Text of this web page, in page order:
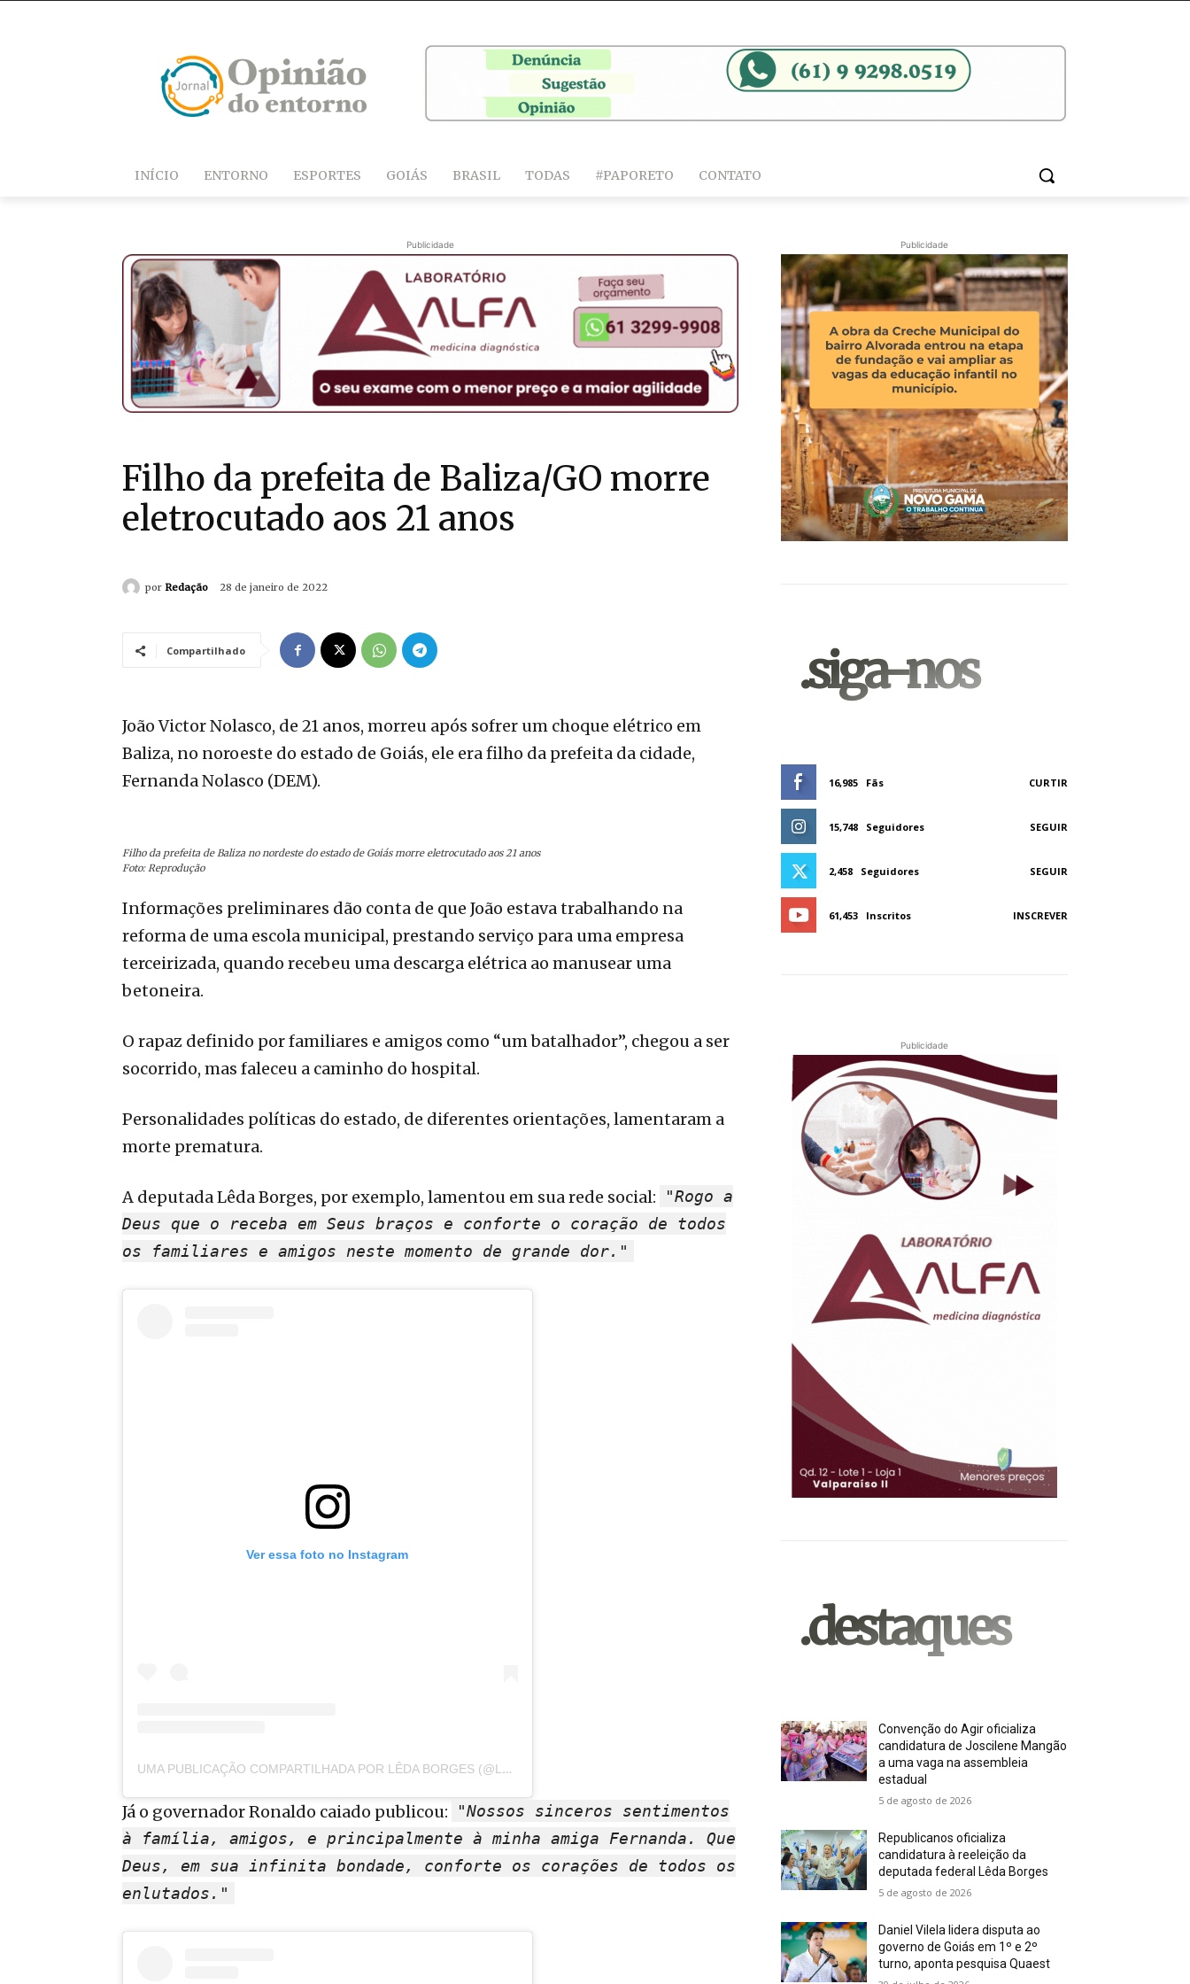
INÍCIO ENTORNO ESPORTES GOIÁS BRASIL TODAS #PAPORETO CONTATO
Publicidade
Filho da prefeita de Baliza/GO morre
eletrocutado aos 21 anos
por Redação 28 de janeiro de 2022
Compartilhado
João Victor Nolasco, de 21 anos, morreu após sofrer um choque elétrico em
Baliza, no noroeste do estado de Goiás, ele era filho da prefeita da cidade,
Fernanda Nolasco (DEM).
Filho da prefeita de Baliza no nordeste do estado de Goiás morre eletrocutado aos 21 anos
Foto: Reprodução
Informações preliminares dão conta de que João estava trabalhando na
reforma de uma escola municipal, prestando serviço para uma empresa
terceirizada, quando recebeu uma descarga elétrica ao manusear uma
betoneira.
O rapaz definido por familiares e amigos como “um batalhador”, chegou a ser
socorrido, mas faleceu a caminho do hospital.
Personalidades políticas do estado, de diferentes orientações, lamentaram a
morte prematura.
A deputada Lêda Borges, por exemplo, lamentou em sua rede social:
"Rogo a
Deus que o receba em Seus braços e conforte o coração de todos
os familiares e amigos neste momento de grande dor."
Ver essa foto no Instagram
UMA PUBLICAÇÃO COMPARTILHADA POR LÊDA BORGES (@LEDABORGESM)
Já o governador Ronaldo caiado publicou:
"Nossos sinceros sentimentos
à família, amigos, e principalmente à minha amiga Fernanda. Que
Deus, em sua infinita bondade, conforte os corações de todos os
enlutados."
Publicidade
.siga-nos
16,985 Fãs CURTIR
15,748 Seguidores SEGUIR
2,458 Seguidores SEGUIR
61,453 Inscritos INSCREVER
Publicidade
.destaques
Convenção do Agir oficializa
candidatura de Joscilene Mangão
a uma vaga na assembleia
estadual
5 de agosto de 2026
Republicanos oficializa
candidatura à reeleição da
deputada federal Lêda Borges
5 de agosto de 2026
Daniel Vilela lidera disputa ao
governo de Goiás em 1º e 2º
turno, aponta pesquisa Quaest